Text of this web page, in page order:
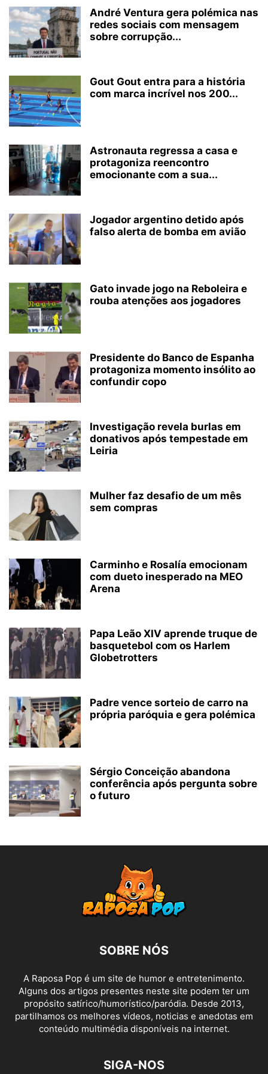
André Ventura gera polémica nas
redes sociais com mensagem
sobre corrupção...
Gout Gout entra para a história
com marca incrível nos 200...
Astronauta regressa a casa e
protagoniza reencontro
emocionante com a sua...
Jogador argentino detido após
falso alerta de bomba em avião
Gato invade jogo na Reboleira e
rouba atenções aos jogadores
Presidente do Banco de Espanha
protagoniza momento insólito ao
confundir copo
Investigação revela burlas em
donativos após tempestade em
Leiria
Mulher faz desafio de um mês
sem compras
Carminho e Rosalía emocionam
com dueto inesperado na MEO
Arena
Papa Leão XIV aprende truque de
basquetebol com os Harlem
Globetrotters
Padre vence sorteio de carro na
própria paróquia e gera polémica
Sérgio Conceição abandona
conferência após pergunta sobre
o futuro
SOBRE NÓS
A Raposa Pop é um site de humor e entretenimento.
Alguns dos artigos presentes neste site podem ter um
propósito satírico/humorístico/paródia. Desde 2013,
partilhamos os melhores vídeos, noticias e anedotas em
conteúdo multimédia disponíveis na internet.
SIGA-NOS